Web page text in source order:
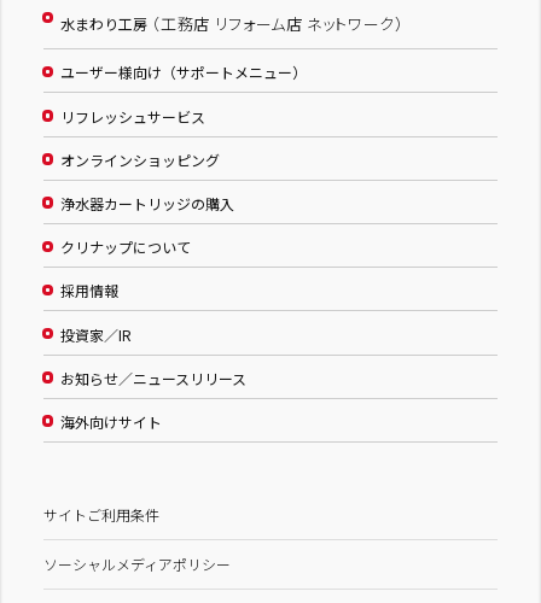
水まわり工房 （工務店 リフォーム店 ネットワーク）
ユーザー様向け（サポートメニュー）
リフレッシュサービス
オンラインショッピング
浄水器カートリッジの購入
クリナップについて
採用情報
投資家／IR
お知らせ／ニュースリリース
海外向けサイト
サイトご利用条件
ソーシャルメディアポリシー